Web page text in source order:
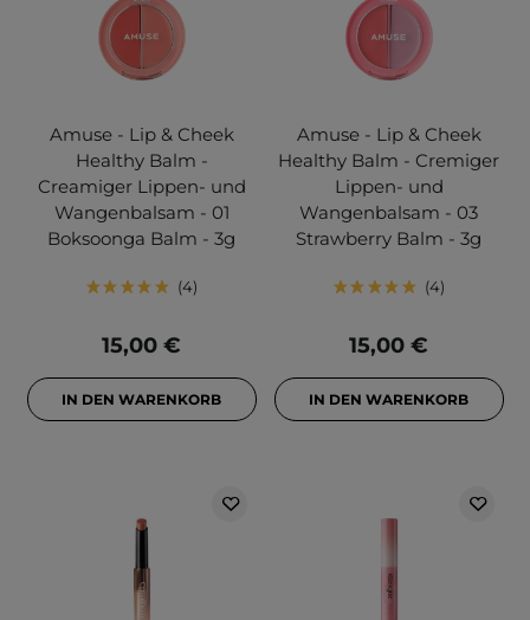
Amuse - Lip & Cheek
Healthy Balm -
Creamiger Lippen- und
Wangenbalsam - 01
Boksoonga Balm - 3g
4
15,00 €
IN DEN WARENKORB
Amuse - Lip & Cheek
Healthy Balm - Cremiger
Lippen- und
Wangenbalsam - 03
Strawberry Balm - 3g
4
15,00 €
IN DEN WARENKORB